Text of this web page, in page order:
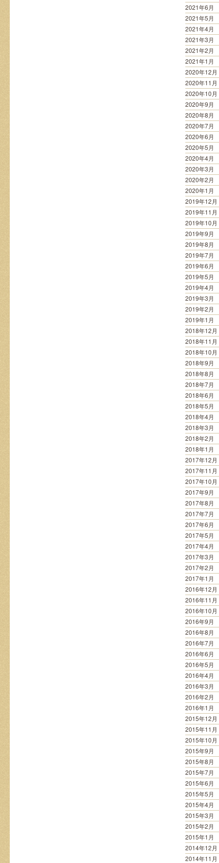
2021年6月
2021年5月
2021年4月
2021年3月
2021年2月
2021年1月
2020年12月
2020年11月
2020年10月
2020年9月
2020年8月
2020年7月
2020年6月
2020年5月
2020年4月
2020年3月
2020年2月
2020年1月
2019年12月
2019年11月
2019年10月
2019年9月
2019年8月
2019年7月
2019年6月
2019年5月
2019年4月
2019年3月
2019年2月
2019年1月
2018年12月
2018年11月
2018年10月
2018年9月
2018年8月
2018年7月
2018年6月
2018年5月
2018年4月
2018年3月
2018年2月
2018年1月
2017年12月
2017年11月
2017年10月
2017年9月
2017年8月
2017年7月
2017年6月
2017年5月
2017年4月
2017年3月
2017年2月
2017年1月
2016年12月
2016年11月
2016年10月
2016年9月
2016年8月
2016年7月
2016年6月
2016年5月
2016年4月
2016年3月
2016年2月
2016年1月
2015年12月
2015年11月
2015年10月
2015年9月
2015年8月
2015年7月
2015年6月
2015年5月
2015年4月
2015年3月
2015年2月
2015年1月
2014年12月
2014年11月